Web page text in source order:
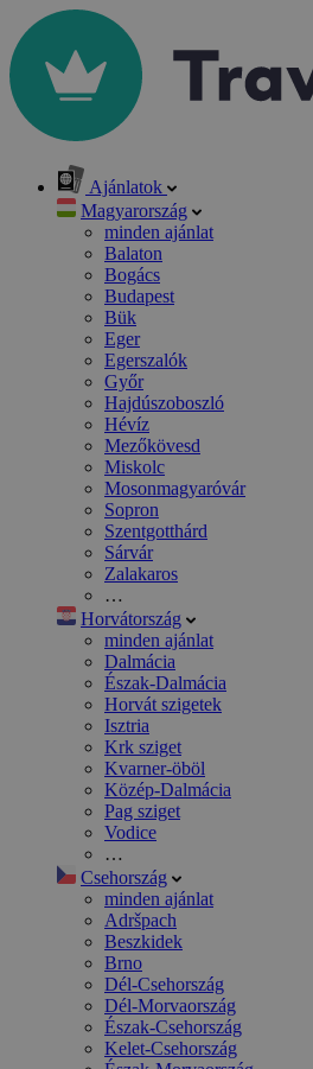
Ajánlatok
Magyarország
minden ajánlat
Balaton
Bogács
Budapest
Bük
Eger
Egerszalók
Győr
Hajdúszoboszló
Hévíz
Mezőkövesd
Miskolc
Mosonmagyaróvár
Sopron
Szentgotthárd
Sárvár
Zalakaros
…
Horvátország
minden ajánlat
Dalmácia
Észak-Dalmácia
Horvát szigetek
Isztria
Krk sziget
Kvarner-öböl
Közép-Dalmácia
Pag sziget
Vodice
…
Csehország
minden ajánlat
Adršpach
Beszkidek
Brno
Dél-Csehország
Dél-Morvaország
Észak-Csehország
Kelet-Csehország